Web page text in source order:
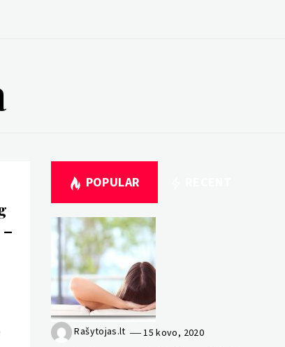
POPULAR
Rašytojas.lt 15 kovo, 2020